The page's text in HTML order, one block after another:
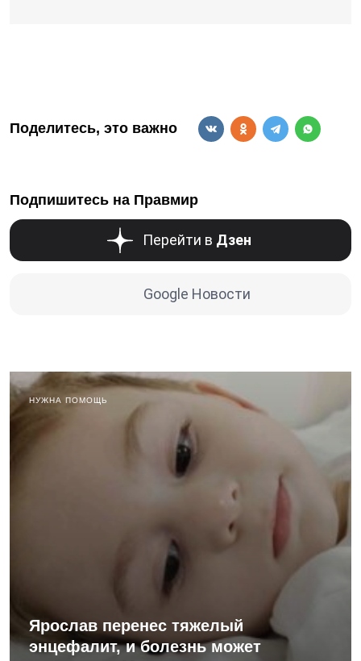
Поделитесь, это важно
Подпишитесь на Правмир
Перейти в Дзен
Google Новости
НУЖНА ПОМОЩЬ
Ярослав перенес тяжелый
энцефалит, и болезнь может